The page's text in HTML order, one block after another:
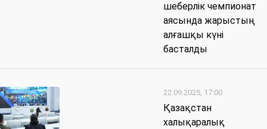
шеберлік чемпионат
аясында жарыстың
алғашқы күні
басталды
22.09.2025, 17:00
Қазақстан
халықаралық